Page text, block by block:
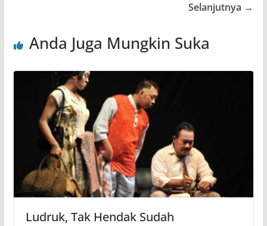
Selanjutnya →
Anda Juga Mungkin Suka
Ludruk, Tak Hendak Sudah